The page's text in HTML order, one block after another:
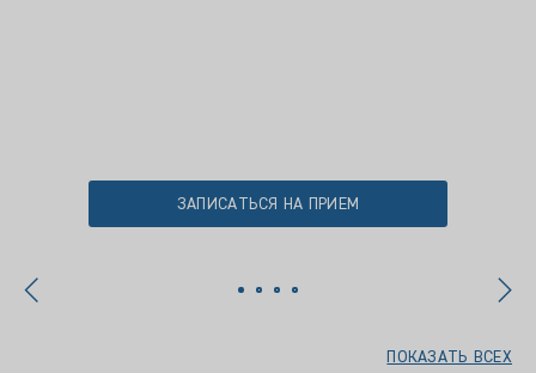
ЗАПИСАТЬСЯ НА ПРИЕМ
ПОКАЗАТЬ ВСЕХ